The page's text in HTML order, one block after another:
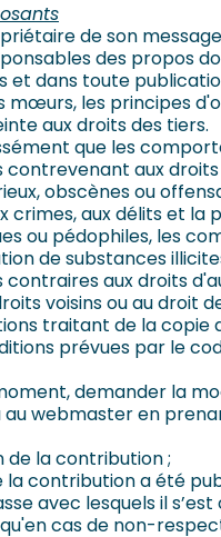
de son
des propos
dans toute
mœurs, les principes
aux droits des tiers.
que les
aux
obscènes ou
crimes, aux délits et
ou pédophiles, les
de substances
contraires aux droits
voisins ou au droit
traitant de la copie
prévues par le
demander la
webmaster en
la contribution ;
la contribution a été
avec lesquels il
cas de non-